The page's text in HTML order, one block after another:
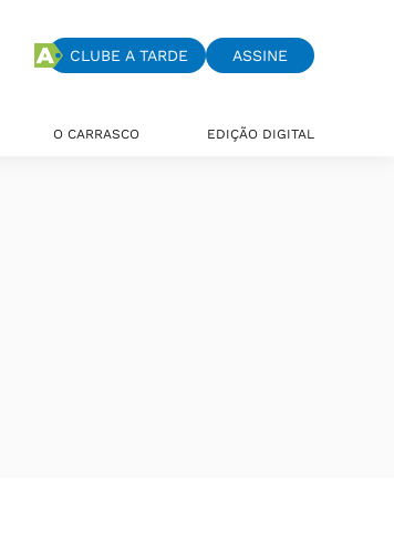
CLUBE A TARDE ASSINE
O CARRASCO EDIÇÃO DIGITAL